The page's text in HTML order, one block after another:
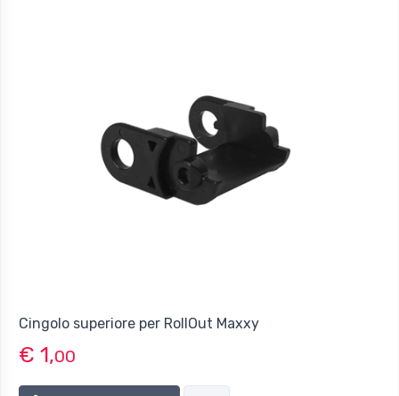
Cingolo superiore per RollOut Maxxy
€ 1,00